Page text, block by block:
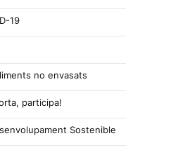
19
no envasats
participa!
Sostenible